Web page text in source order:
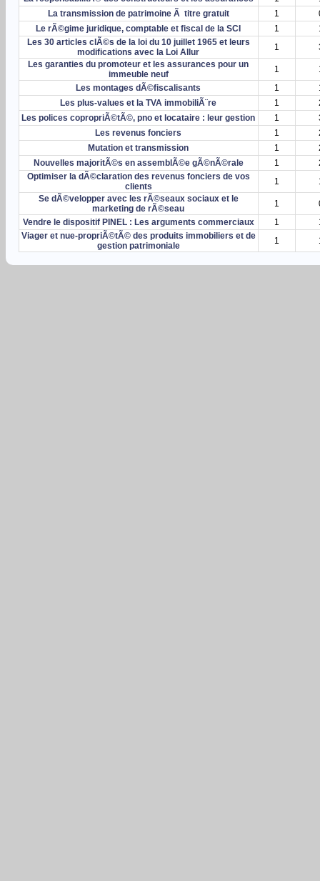
La transmission de patrimoine Ã titre gratuit
1
Le rÃ©gime juridique, comptable et fiscal de la SCI
1
Les 30 articles clÃ©s de la loi du 10 juillet 1965 et leurs
modifications avec la Loi Allur
1
Les garanties du promoteur et les assurances pour un
immeuble neuf
1
Les montages dÃ©fiscalisants
1
Les plus-values et la TVA immobiliÃ¨re
1
Les polices copropriÃ©tÃ©, pno et locataire : leur gestion
1
Les revenus fonciers
1
Mutation et transmission
1
Nouvelles majoritÃ©s en assemblÃ©e gÃ©nÃ©rale
1
Optimiser la dÃ©claration des revenus fonciers de vos
clients
1
Se dÃ©velopper avec les rÃ©seaux sociaux et le
marketing de rÃ©seau
1
Vendre le dispositif PINEL : Les arguments commerciaux
1
Viager et nue-propriÃ©tÃ© des produits immobiliers et de
gestion patrimoniale
1